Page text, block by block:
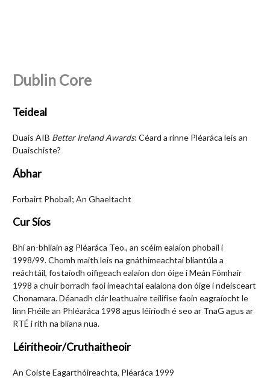
Dublin Core
Teideal
Duais AIB Better Ireland Awards: Céard a rinne Pléaráca leis an
Duaischiste?
Ábhar
Forbairt Phobail; An Ghaeltacht
Cur Síos
Bhí an-bhliain ag Pléaráca Teo., an scéim ealaíon phobail i
1998/99. Chomh maith leis na gnáthimeachtaí bliantúla a
reáchtáil, fostaíodh oifigeach ealaíon don óige i Meán Fómhair
1998 a chuir borradh faoi imeachtaí ealaíona don óige i ndeisceart
Chonamara. Déanadh clár leathuaire teilifíse faoin eagraíocht le
linn Fhéile an Phléaráca 1998 agus léiríodh é seo ar TnaG agus ar
RTÉ i rith na bliana nua.
Léiritheoir/Cruthaitheoir
An Coiste Eagarthóireachta, Pléaráca 1999